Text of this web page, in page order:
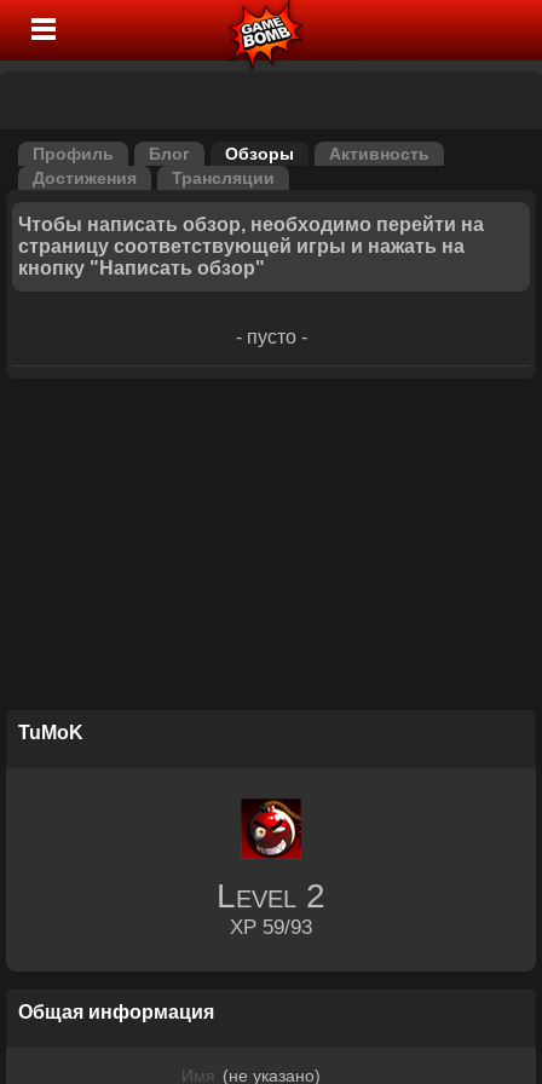
Профиль Блог Обзоры
Активность
Достижения
Трансляции
Чтобы написать обзор, необходимо перейти на
страницу соответствующей игры и нажать на
кнопку "Написать обзор"
- пусто -
TuMoK
Level 2
XP 59/93
Общая информация
Имя (не указано)